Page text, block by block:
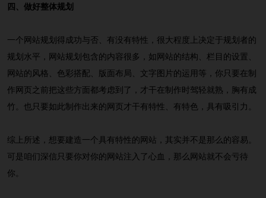
四、做好整体规划
一个网站规划得成功与否、有没有特性，很大程度上决定于规划者的
规划水平，网站规划包含的内容很多，如网站的结构、栏目的设置、
网站的风格、色彩搭配、版面布局、文字图片的运用等，你只要在制
作网页之前把这些方面都考虑到了，才干在制作时驾轻就熟，胸有成
竹。也只要如此制作出来的网页才干有特性、有特色，具有吸引力。
综上所述，想要建造一个具有特性的网站，其实并不是那么的容易。
可是咱们深信只要你对你的网站注入了心血，那么网站就不会亏待
你。